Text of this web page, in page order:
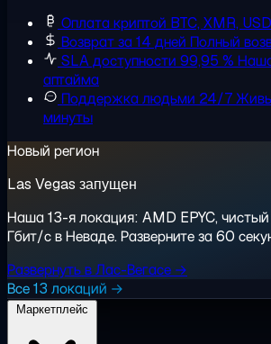
Оплата криптой BTC, XMR,
Возврат за 14 дней Полный
SLA доступности 99,95 %
аптайма
Поддержка людьми 24/7
минуты
Новый регион
Las Vegas запущен
Наша 13-я локация: AMD EPYC,
Гбит/с в Неваде. Разверните за 60
Развернуть в Лас-Вегасе →
Все 13 локаций →